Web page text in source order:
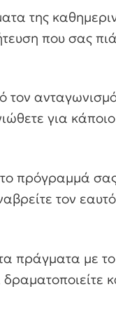
της
που σας
τον
για
πρόγραμμά
τον
πράγματα με το